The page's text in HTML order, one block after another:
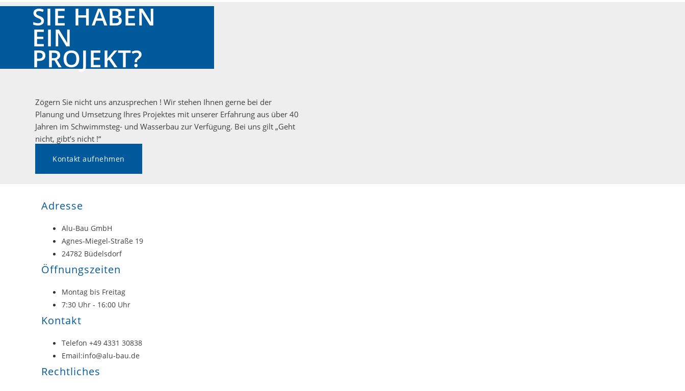
SIE HABEN
EIN
PROJEKT?
Zögern Sie nicht uns anzusprechen ! Wir stehen Ihnen gerne bei der
Planung und Umsetzung Ihres Projektes mit unserer Erfahrung aus über 40
Jahren im Schwimmsteg- und Wasserbau zur Verfügung. Bei uns gilt „Geht
nicht, gibt’s nicht !“
Kontakt aufnehmen
Adresse
Alu-Bau GmbH
Agnes-Miegel-Straße 19
24782 Büdelsdorf
Öffnungszeiten
Montag bis Freitag
7:30 Uhr - 16:00 Uhr
Kontakt
Telefon +49 4331 30838
Email:info@alu-bau.de
Rechtliches